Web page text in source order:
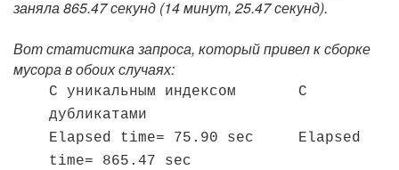
заняла 865.47 секунд (14 минут, 25.47 секунд).
Вот статистика запроса, который привел к сборке
мусора в обоих случаях:
С уникальным индексом С
дубликатами
Elapsed time= 75.90 sec Elapsed
time= 865.47 sec